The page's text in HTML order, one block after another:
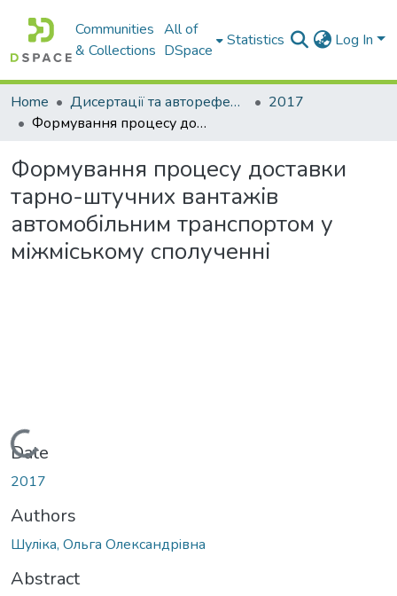
Communities
& Collections
All of
DSpace
Statistics Log In
Home Дисертації та автореферати дисертацій
2017
Формування процесу доставки тарно-штучних вантажiв автомобiльним транспортом у мiжмiському сполученнi
Формування процесу доставки
тарно-штучних вантажiв
автомобiльним транспортом у
мiжмiському сполученнi
Date
2017
Authors
Шулiка, Ольга Олександрiвна
Abstract